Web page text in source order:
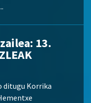
13.
ditugu Korrika